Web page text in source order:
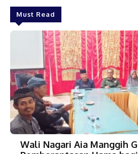
Must Read
Wali Nagari Aia Manggih